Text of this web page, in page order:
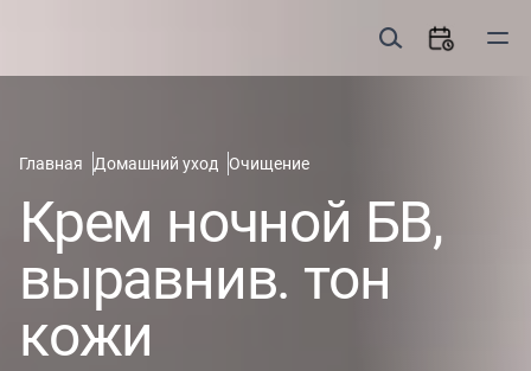
Главная Домашний уход Очищение
Крем ночной БВ,
выравнив. тон
кожи